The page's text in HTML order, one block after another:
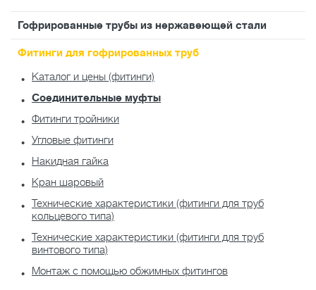
Гофрированные трубы из нержавеющей стали
Фитинги для гофрированных труб
Каталог и цены (фитинги)
Соединительные муфты
Фитинги тройники
Угловые фитинги
Накидная гайка
Кран шаровый
Технические характеристики (фитинги для труб
кольцевого типа)
Технические характеристики (фитинги для труб
винтового типа)
Монтаж с помощью обжимных фитингов